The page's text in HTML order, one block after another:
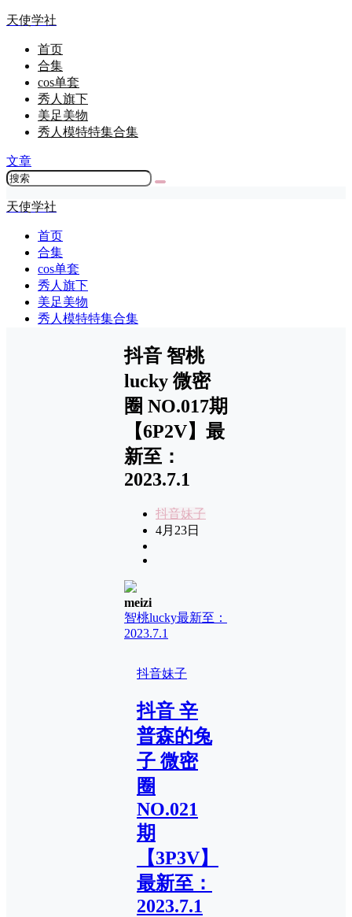
天使学社
首页
合集
cos单套
秀人旗下
美足美物
秀人模特特集合集
文章
天使学社
首页
合集
cos单套
秀人旗下
美足美物
秀人模特特集合集
抖音 智桃
lucky 微密
圈 NO.017期
【6P2V】最
新至：
2023.7.1
抖音妹子
4月23日
meizi
智桃lucky最新至：
2023.7.1
抖音妹子
抖音 辛
普森的兔
子 微密
圈
NO.021
期
【3P3V】
最新至：
2023.7.1